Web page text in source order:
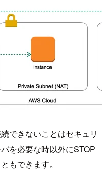
できないことはセキュリ
を必要な時以外にSTOP
もできます。